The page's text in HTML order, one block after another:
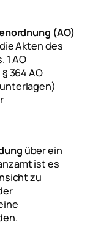
(AO)
Akten des
1 AO
364 AO
über ein
ist es
zu